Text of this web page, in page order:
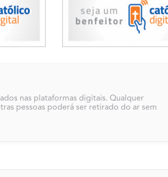
nas plataformas digitais. Qualquer
pessoas poderá ser retirado do ar sem